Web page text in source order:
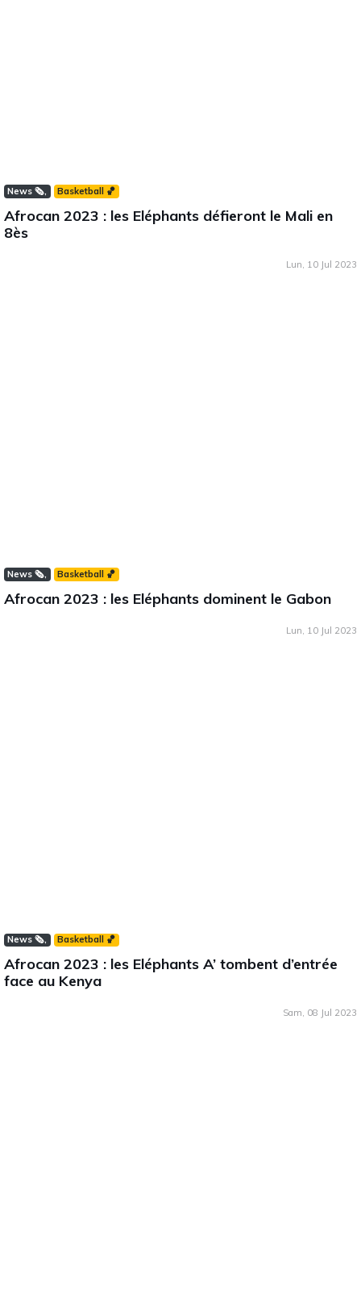
News 🗞️ Basketball 🏀
Afrocan 2023 : les Eléphants défieront le Mali en
8ès
Lun, 10 Jul 2023
News 🗞️ Basketball 🏀
Afrocan 2023 : les Eléphants dominent le Gabon
Lun, 10 Jul 2023
News 🗞️ Basketball 🏀
Afrocan 2023 : les Eléphants A’ tombent d’entrée
face au Kenya
Sam, 08 Jul 2023